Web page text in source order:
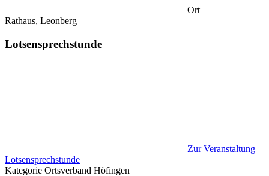
Ort
Rathaus, Leonberg
Lotsensprechstunde
Zur Veranstaltung
Lotsensprechstunde
Kategorie Ortsverband Höfingen